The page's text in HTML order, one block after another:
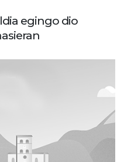
egingo dio